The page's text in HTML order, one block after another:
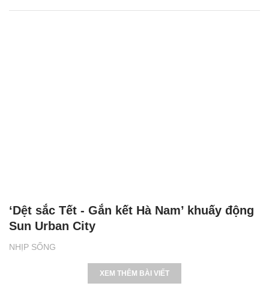
NHỊP SỐNG
‘Dệt sắc Tết - Gắn kết Hà Nam’ khuấy động
Sun Urban City
XEM THÊM BÀI VIẾT